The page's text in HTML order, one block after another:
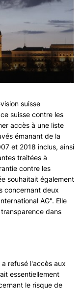
suisse
suisse contre les
accès à une liste
émanant de la
et 2018 inclus, ainsi
traitées à
contre les
souhaitait également
concernant deux
AG". Elle
dans
a refusé l'accès aux
essentiellement
le risque de